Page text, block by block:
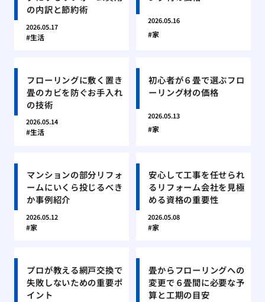
の内訳と節約術
2026.05.17
生活
2026.05.16
家
フローリングに敷く置き
畳のカビを防ぐお手入れ
の技術
2026.05.14
生活
初心者が６畳で選ぶフロ
ーリング材の価格
2026.05.13
家
マンションの部分リフォ
ームにいくら投じるべき
か事例紹介
2026.05.12
家
安心して工事を任せられ
るリフォーム会社を見極
める資格の重要性
2026.05.08
家
プロが教える網戸交換で
失敗しないための重要ポ
イント
畳からフローリングへの
変更で６畳間に必要な予
算と工期の目安